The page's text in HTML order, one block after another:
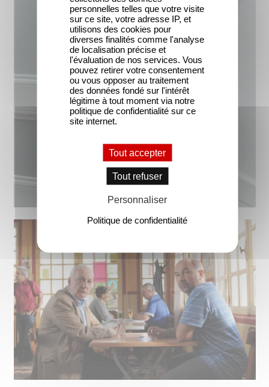
personnelles telles que votre visite
sur ce site, votre adresse IP, et
utilisons des cookies pour
diverses finalités comme l'analyse
de localisation précise et
l'évaluation de nos services. Vous
pouvez retirer votre consentement
ou vous opposer au traitement
des données fondé sur l'intérêt
légitime à tout moment via notre
politique de confidentialité sur ce
site internet.
Tout accepter
Tout refuser
Personnaliser
Politique de confidentialité